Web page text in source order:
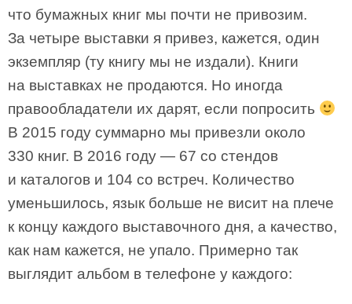
что бумажных книг мы почти не привозим.
За четыре выставки я привез, кажется, один
экземпляр (ту книгу мы не издали). Книги
на выставках не продаются. Но иногда
правообладатели их дарят, если попросить
В 2015 году суммарно мы привезли около
330 книг. В 2016 году — 67 со стендов
и каталогов и 104 со встреч. Количество
уменьшилось, язык больше не висит на плече
к концу каждого выставочного дня, а качество,
как нам кажется, не упало. Примерно так
выглядит альбом в телефоне у каждого: